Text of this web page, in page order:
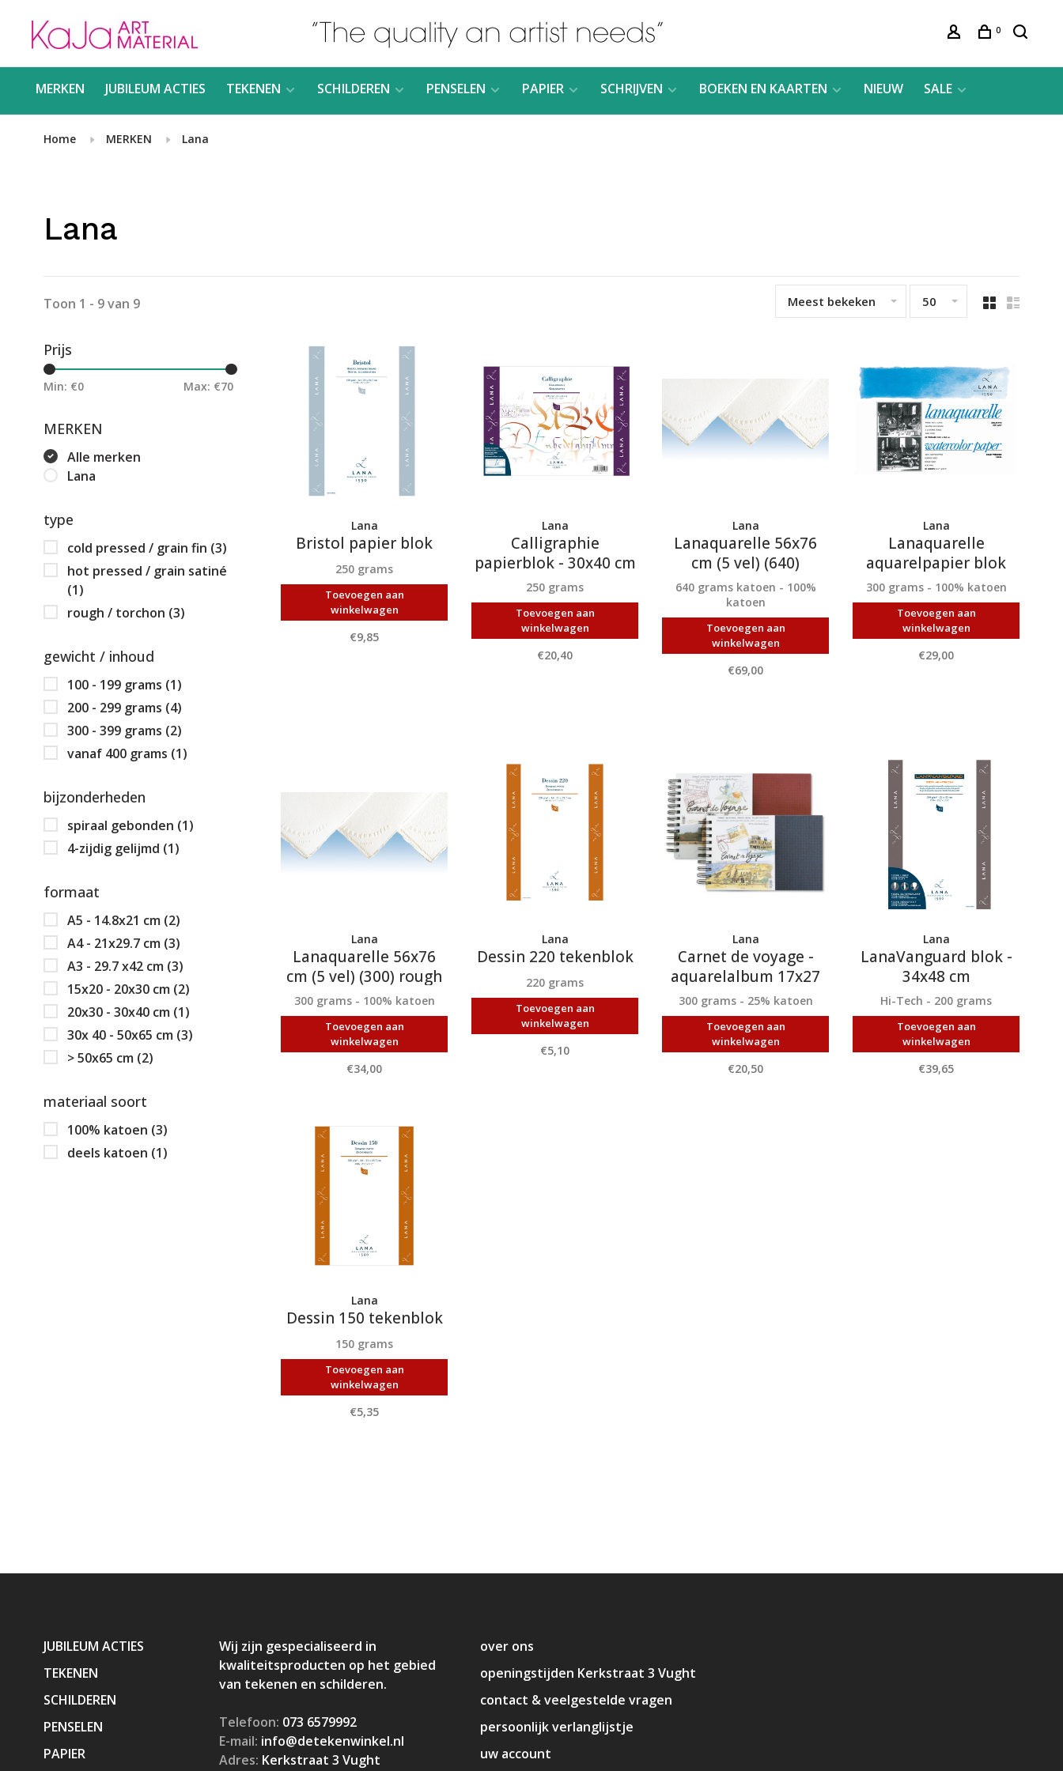
0
MERKEN JUBILEUM ACTIES TEKENEN SCHILDEREN PENSELEN PAPIER SCHRIJVEN BOEKEN EN KAARTEN NIEUW SALE
Home MERKEN Lana
Lana
Toon 1 - 9 van 9 Meest bekeken 50
Prijs
Min: €0 Max: €70
MERKEN
Alle merken
Lana
type
cold pressed / grain fin (3)
hot pressed / grain satiné
(1)
rough / torchon (3)
gewicht / inhoud
100 - 199 grams (1)
200 - 299 grams (4)
300 - 399 grams (2)
vanaf 400 grams (1)
bijzonderheden
spiraal gebonden (1)
4-zijdig gelijmd (1)
formaat
A5 - 14.8x21 cm (2)
A4 - 21x29.7 cm (3)
A3 - 29.7 x42 cm (3)
15x20 - 20x30 cm (2)
20x30 - 30x40 cm (1)
30x 40 - 50x65 cm (3)
> 50x65 cm (2)
materiaal soort
100% katoen (3)
deels katoen (1)
Lana
Bristol papier blok
250 grams
Toevoegen aan
winkelwagen
€9,85
Lana
Calligraphie
papierblok - 30x40 cm
250 grams
Toevoegen aan
winkelwagen
€20,40
Lana
Lanaquarelle 56x76
cm (5 vel) (640)
640 grams katoen - 100%
katoen
Toevoegen aan
winkelwagen
€69,00
Lana
Lanaquarelle
aquarelpapier blok
300 grams - 100% katoen
Toevoegen aan
winkelwagen
€29,00
Lana
Lanaquarelle 56x76
cm (5 vel) (300) rough
300 grams - 100% katoen
Toevoegen aan
winkelwagen
€34,00
Lana
Dessin 220 tekenblok
220 grams
Toevoegen aan
winkelwagen
€5,10
Lana
Carnet de voyage -
aquarelalbum 17x27
cm
300 grams - 25% katoen
Toevoegen aan
winkelwagen
€20,50
Lana
LanaVanguard blok -
34x48 cm
Hi-Tech - 200 grams
Toevoegen aan
winkelwagen
€39,65
Lana
Dessin 150 tekenblok
150 grams
Toevoegen aan
winkelwagen
€5,35
JUBILEUM ACTIES
TEKENEN
SCHILDEREN
PENSELEN
PAPIER
Wij zijn gespecialiseerd in
kwaliteitsproducten op het gebied
van tekenen en schilderen.
Telefoon: 073 6579992
E-mail: info@detekenwinkel.nl
Adres: Kerkstraat 3 Vught
over ons
openingstijden Kerkstraat 3 Vught
contact & veelgestelde vragen
persoonlijk verlanglijstje
uw account